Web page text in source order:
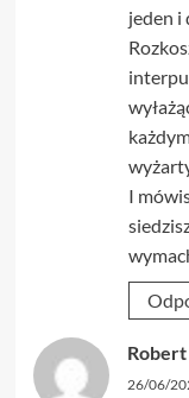
jeden i
I
Robert
26/06/